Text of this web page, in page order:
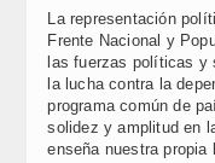
La representación
Frente Nacional y
las fuerzas políticas y
la lucha contra la
programa común de
solidez y amplitud en
enseña nuestra